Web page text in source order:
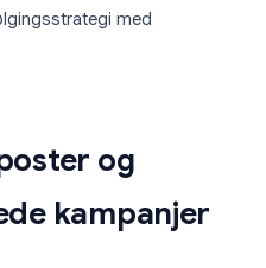
med
og
kampanjer